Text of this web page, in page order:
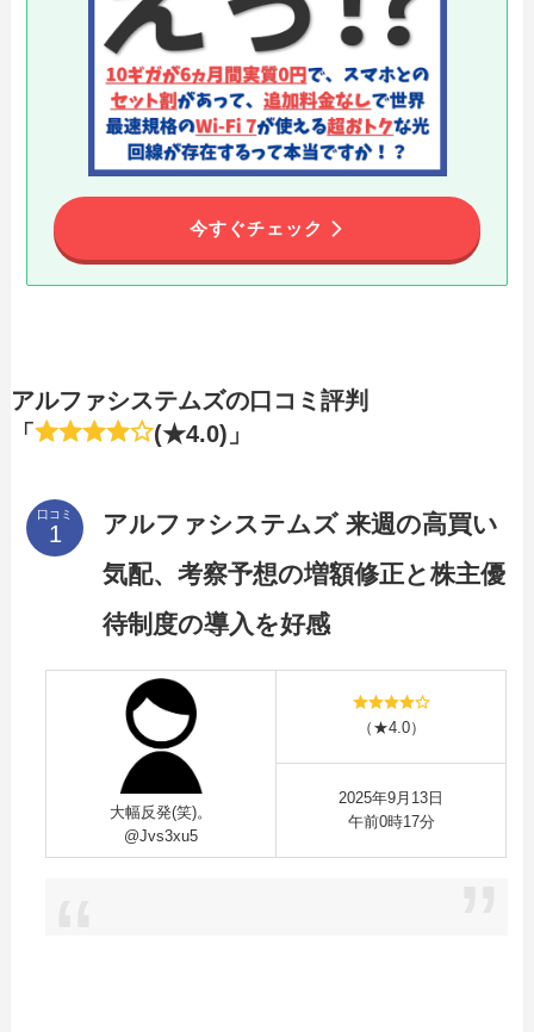
今すぐチェック
アルファシステムズの口コミ評判
「
(★4.0)」
口コミ
アルファシステムズ 来週の高買い
気配、考察予想の増額修正と株主優
待制度の導入を好感
大幅反発(笑)。
@Jvs3xu5
（★4.0）
2025年9月13日
午前0時17分